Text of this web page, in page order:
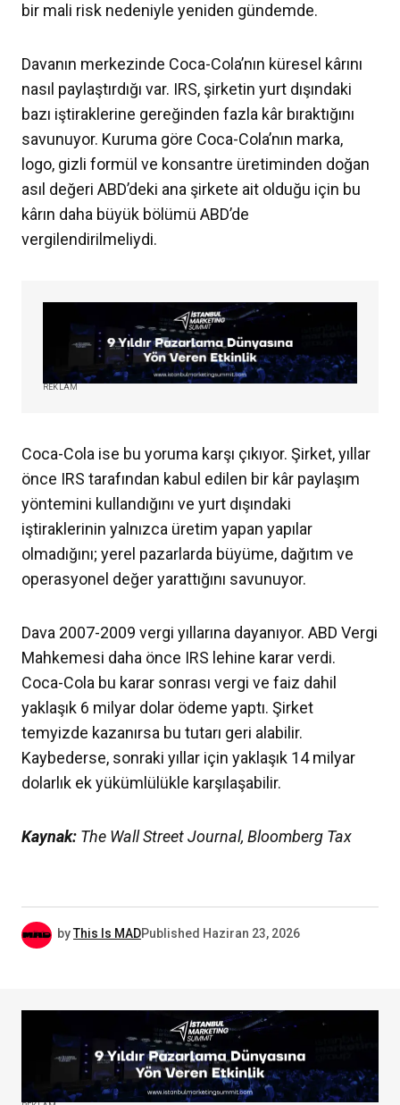
bir mali risk nedeniyle yeniden gündemde.
Davanın merkezinde Coca-Cola’nın küresel kârını
nasıl paylaştırdığı var. IRS, şirketin yurt dışındaki
bazı iştiraklerine gereğinden fazla kâr bıraktığını
savunuyor. Kuruma göre Coca-Cola’nın marka,
logo, gizli formül ve konsantre üretiminden doğan
asıl değeri ABD’deki ana şirkete ait olduğu için bu
kârın daha büyük bölümü ABD’de
vergilendirilmeliydi.
REKLAM
Coca-Cola ise bu yoruma karşı çıkıyor. Şirket, yıllar
önce IRS tarafından kabul edilen bir kâr paylaşım
yöntemini kullandığını ve yurt dışındaki
iştiraklerinin yalnızca üretim yapan yapılar
olmadığını; yerel pazarlarda büyüme, dağıtım ve
operasyonel değer yarattığını savunuyor.
Dava 2007-2009 vergi yıllarına dayanıyor. ABD Vergi
Mahkemesi daha önce IRS lehine karar verdi.
Coca-Cola bu karar sonrası vergi ve faiz dahil
yaklaşık 6 milyar dolar ödeme yaptı. Şirket
temyizde kazanırsa bu tutarı geri alabilir.
Kaybederse, sonraki yıllar için yaklaşık 14 milyar
dolarlık ek yükümlülükle karşılaşabilir.
Kaynak: The Wall Street Journal, Bloomberg Tax
byThis Is MADPublished Haziran 23, 2026